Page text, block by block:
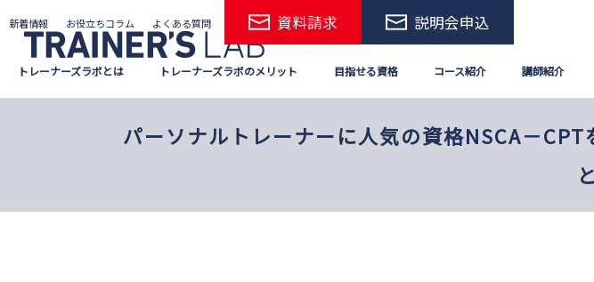
新着情報 お役立ちコラム よくある質問 資料請求 説明会申込
トレーナーズラボとは トレーナーズラボのメリット 目指せる資格 コース紹介 講師紹介
パーソナルトレーナーに人気の資格NSCA－